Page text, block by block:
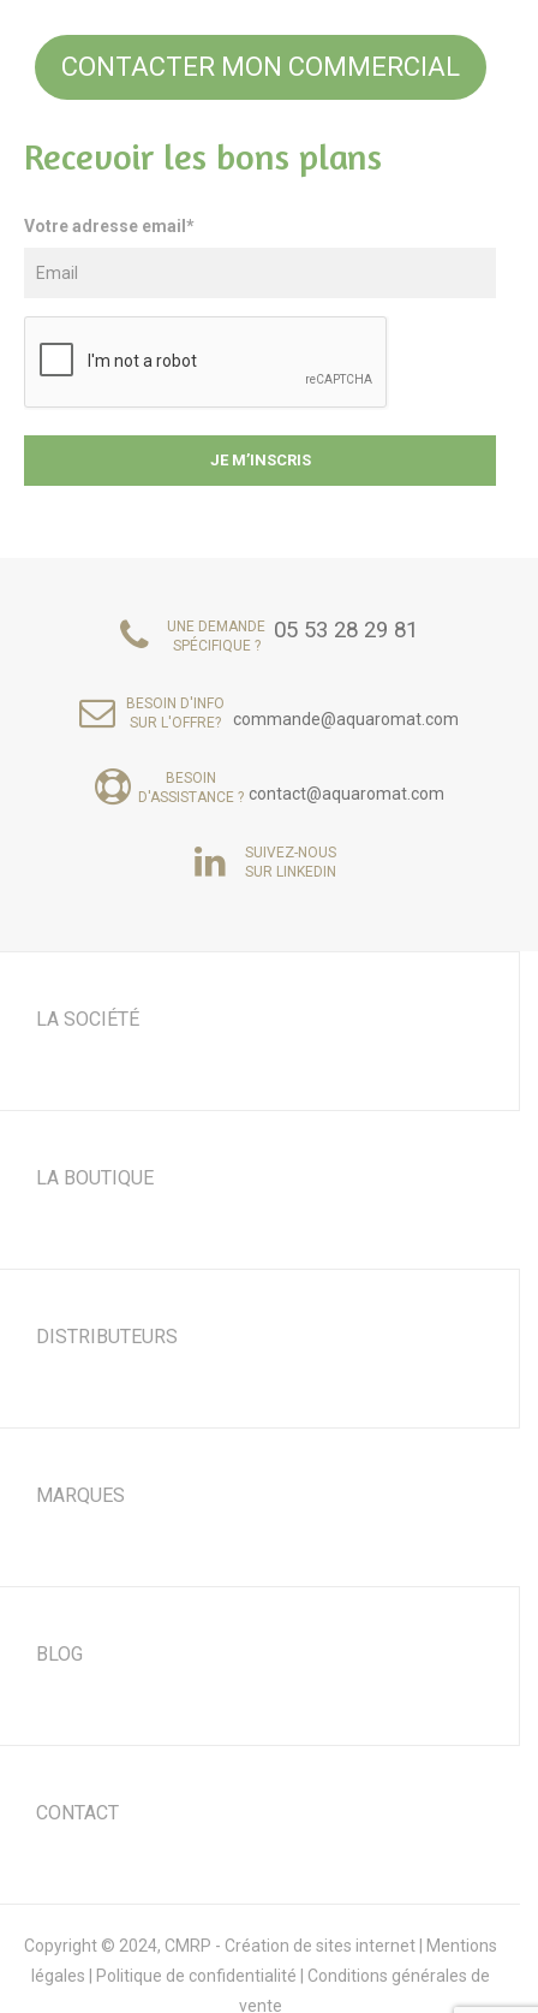
CONTACTER MON COMMERCIAL
Recevoir les bons plans
Votre adresse email*
UNE DEMANDE
SPÉCIFIQUE ?
05 53 28 29 81
BESOIN D'INFO
SUR L'OFFRE?
commande@aquaromat.com
BESOIN
D'ASSISTANCE ? contact@aquaromat.com
SUIVEZ-NOUS
SUR LINKEDIN
LA SOCIÉTÉ
LA BOUTIQUE
DISTRIBUTEURS
MARQUES
BLOG
CONTACT
Copyright © 2024, CMRP - Création de sites internet|
Mentions
légales
Politique de confidentialité
Conditions générales de
vente